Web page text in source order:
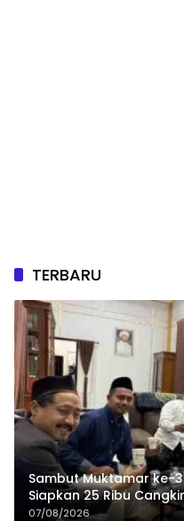
TERBARU
Sambut Muktamar ke-
Siapkan 25 Ribu
07/08/2026